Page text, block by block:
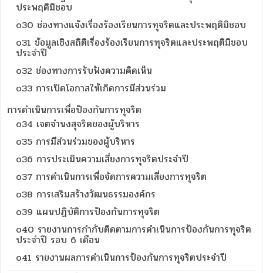
ประพฤติมิชอบ
o30 ช่องทางแจ้งเรื่องร้องเรียนการทุจริตและประพฤติมิชอบ
o31 ข้อมูลเชิงสถิติเรื่องร้องเรียนการทุจริตและประพฤติมิชอบ
ประจำปี
o32 ช่องทางการรับฟังความคิดเห็น
o33 การเปิดโอกาสให้เกิดการมีส่วนร่วม
การดำเนินการเพื่อป้องกันการทุจริต
o34 เจตจำนงสุจริตของผู้บริหาร
o35 การมีส่วนร่วมของผู้บริหาร
o36 การประเมินความเสี่ยงการทุจริตประจำปี
o37 การดำเนินการเพื่อจัดการความเสี่ยงการทุจริต
o38 การเสริมสร้างวัฒนธรรมองค์กร
o39 แผนปฏิบัติการป้องกันการทุจริต
o40 รายงานการกำกับติดตามการดำเนินการป้องกันการทุจริต
ประจำปี รอบ 6 เดือน
o41 รายงานผลการดำเนินการป้องกันการทุจริตประจำปี